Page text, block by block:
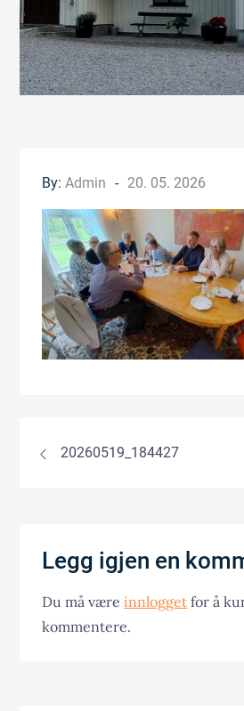
By:Admin
Posted
20. 05. 2026
20260519_184427
Legg igjen en
Du må væreinnlogget for å
kommentere.